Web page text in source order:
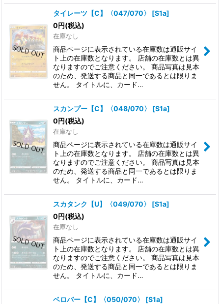
タイレーツ【C】〈047/070〉 [S1a]
0円(税込)
在庫なし
商品ページに表示されている在庫数は通販サイ
ト上の在庫数となります。 店舗の在庫数とは異
なりますのでご注意ください。 商品写真は見本
のため、発送する商品と同一であるとは限りま
せん。 タイトルに、カード…
スカンプー【C】〈048/070〉 [S1a]
0円(税込)
在庫なし
商品ページに表示されている在庫数は通販サイ
ト上の在庫数となります。 店舗の在庫数とは異
なりますのでご注意ください。 商品写真は見本
のため、発送する商品と同一であるとは限りま
せん。 タイトルに、カード…
スカタンク【U】〈049/070〉 [S1a]
0円(税込)
在庫なし
商品ページに表示されている在庫数は通販サイ
ト上の在庫数となります。 店舗の在庫数とは異
なりますのでご注意ください。 商品写真は見本
のため、発送する商品と同一であるとは限りま
せん。 タイトルに、カード…
ベロバー【C】〈050/070〉 [S1a]